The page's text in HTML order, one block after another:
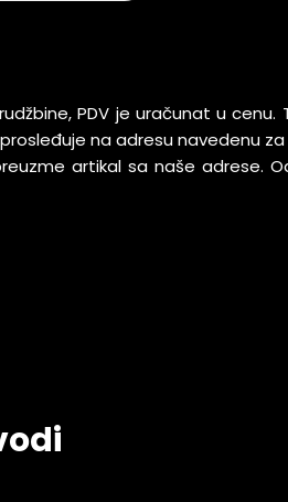
PDV je uračunat u
na adresu navedenu
artikal sa naše